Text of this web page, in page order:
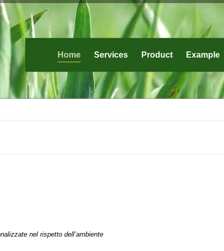
Home Services Product Example
nel rispetto dell’ambiente